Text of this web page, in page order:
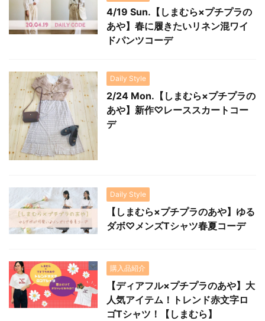
4/19 Sun.【しまむら×プチプラの
あや】春に履きたいリネン混ワイ
ドパンツコーデ
Daily Style
2/24 Mon.【しまむら×プチプラの
あや】新作♡レーススカートコー
デ
Daily Style
【しまむら×プチプラのあや】ゆる
ダボ♡メンズTシャツ春夏コーデ
購入品紹介
【ディアフル×プチプラのあや】大
人気アイテム！トレンド赤文字ロ
ゴTシャツ！【しまむら】